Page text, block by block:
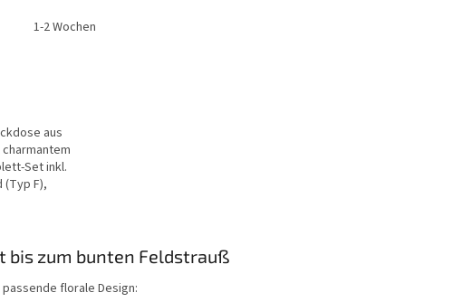
1-2 Wochen
aus
Set inkl.
(Typ F),
bis zum bunten Feldstrauß
florale Design: